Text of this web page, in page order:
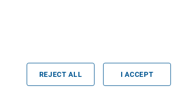
REJECT ALL I ACCEPT